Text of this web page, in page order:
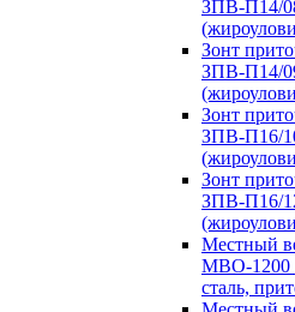
ЗПВ-П14/
Зонт
ЗПВ-П14/
Зонт
ЗПВ-П16/
Зонт
ЗПВ-П16/
Местный
МВО-1200
сталь,